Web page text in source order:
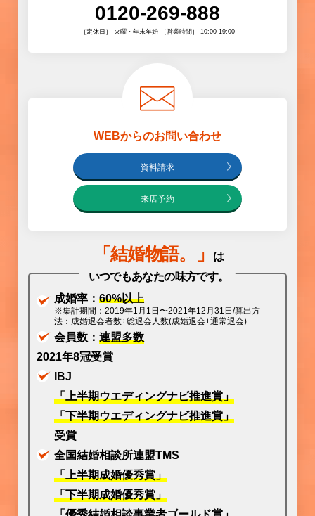
0120-269-888
［定休日］ 火曜・年末年始 ［営業時間］ 10:00-19:00
WEBからのお問い合わせ
資料請求
来店予約
「 結婚物語。」
は
いつでもあなたの味方です。
成婚率： 60%以上
※集計期間：2019年1月1日〜2021年12月31日/算出方
法：成婚退会者数÷総退会人数(成婚退会+通常退会)
会員数： 連盟多数
2021年8冠受賞
IBJ
「上半期ウエディングナビ推進賞」
「下半期ウエディングナビ推進賞」
受賞
全国結婚相談所連盟TMS
「上半期成婚優秀賞」
「下半期成婚優秀賞」